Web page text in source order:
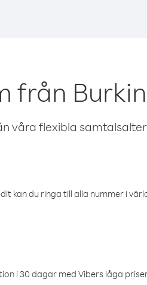
från
våra flexibla
kan du ringa till alla nummer i
i 30 dagar med Vibers låga